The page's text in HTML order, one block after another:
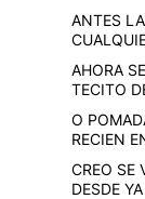
ANTES
AHORA
TECITO
O
RECIEN
CREO SE
DESDE YA